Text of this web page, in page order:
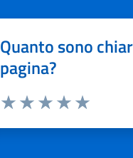
Quanto sono
pagina?